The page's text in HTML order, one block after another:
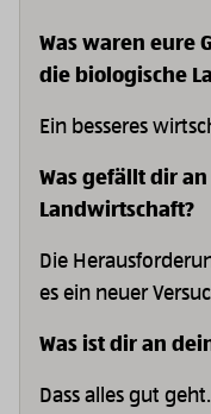
Was waren eure
die biologische
Ein besseres
Was gefällt dir
Landwirtschaft?
Die
es ein neuer
Was ist dir an
Dass alles gut